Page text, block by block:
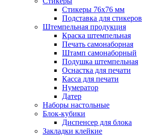
Стикеры 76x76 мм
Подставка для стикеров
Штемпельная продукция
Краска штемпельная
Печать самонаборная
Штамп самонаборный
Подушка штемпельная
Оснастка для печати
Касса для печати
Нумератор
Датер
Наборы настольные
Блок-кубики
Диспенсер для блока
Закладки клейкие